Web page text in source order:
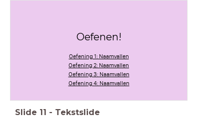
Oefenen!
Oefening 1: Naamvallen
Oefening 2: Naamvallen
Oefening 3: Naamvallen
Oefening 4: Naamvallen
Slide 11 - Tekstslide